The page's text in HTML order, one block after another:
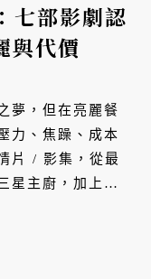
七部影劇認
代價
夢，但在亮麗餐
力、焦躁、成本
片 / 影集，從最
星主廚，加上一